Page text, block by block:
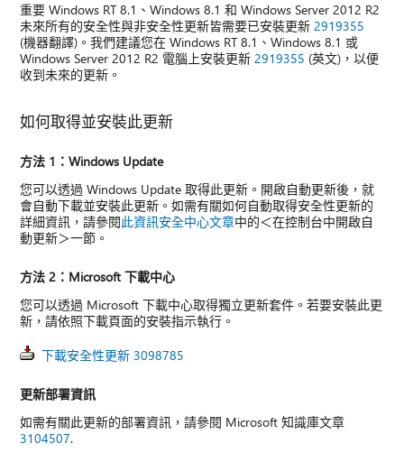
重要 Windows RT 8.1、Windows 8.1 和 Windows Server 2012 R2
未來所有的安全性與非安全性更新皆需要已安裝更新2919355
(機器翻譯)。我們建議您在 Windows RT 8.1、Windows 8.1 或
Windows Server 2012 R2 電腦上安裝更新2919355 (英文)，以便
收到未來的更新。
如何取得並安裝此更新
方法 1：Windows Update
您可以透過 Windows Update 取得此更新。開啟自動更新後，就
會自動下載並安裝此更新。如需有關如何自動取得安全性更新的
詳細資訊，請參閱此資訊安全中心文章中的＜在控制台中開啟自
動更新＞一節。
方法 2：Microsoft 下載中心
您可以透過 Microsoft 下載中心取得獨立更新套件。若要安裝此更
新，請依照下載頁面的安裝指示執行。
下載安全性更新 3098785
更新部署資訊
如需有關此更新的部署資訊，請參閱 Microsoft 知識庫文章
3104507.